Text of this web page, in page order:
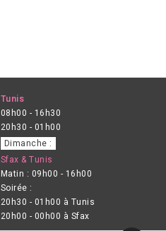
Tunis
08h00 - 16h30
20h30 - 01h00
Dimanche :
Sfax & Tunis
Matin : 09h00 - 16h00
Soirée :
20h30 - 01h00 à Tunis
20h00 - 00h00 à Sfax